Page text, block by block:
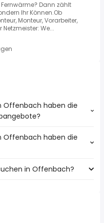
Dann zählt
Ihr Können.Ob
Monteur, Vorarbeiter,
We...
Offenbach haben die
mit den meisten
Offenbach haben die
mit den meisten
in Offenbach?